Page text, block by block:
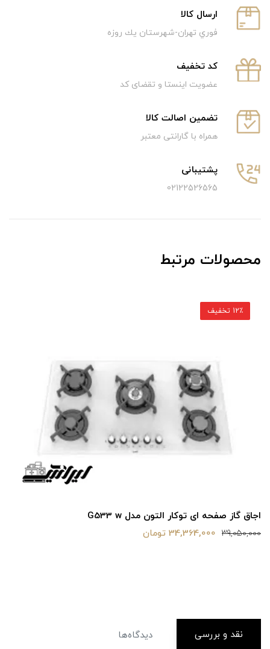
ارسال كالا
فوري تهران-شهرستان يك روزه
كد تخفيف
عضویت اینستا و تقضای کد
تضمین اصالت کالا
همراه با گارانتی معتبر
پشتیبانی
02122526565
محصولات مرتبط
نقد و بررسی دیدگاه‌ها